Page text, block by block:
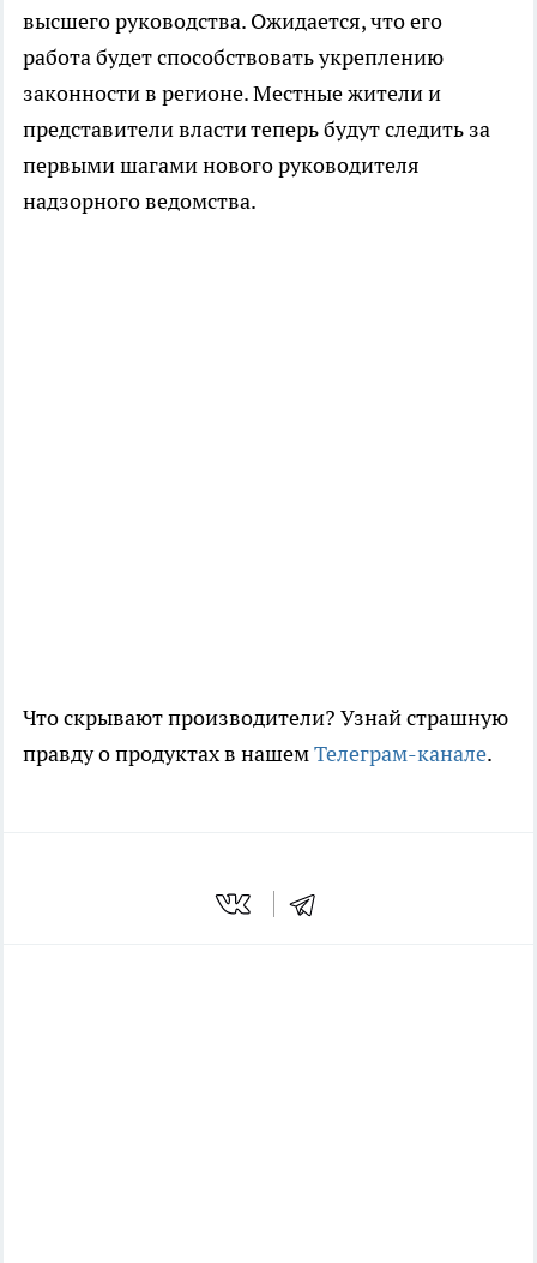
высшего руководства. Ожидается, что его
работа будет способствовать укреплению
законности в регионе. Местные жители и
представители власти теперь будут следить за
первыми шагами нового руководителя
надзорного ведомства.
Что скрывают производители? Узнай страшную
правду о продуктах в нашемТелеграм-канале.